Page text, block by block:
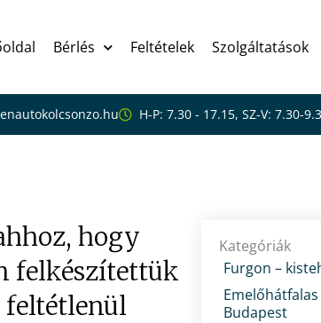
Bérlés Feltételek Szolgáltatások
H-P: 7.30 - 17.15, SZ-V: 7.30-
hogy
felkészítettük
feltétlenül
Kategóriák
Furgon –
Budapest